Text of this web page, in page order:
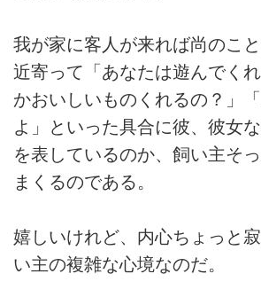
我が家に客人が来れば尚のこ
近寄って「あなたは遊んでく
かおいしいものくれるの？」
よ」といった具合に彼、彼女
を表しているのか、飼い主そ
まくるのである。
嬉しいけれど、内心ちょっと
い主の複雑な心境なのだ。